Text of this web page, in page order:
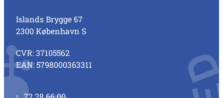
Islands Brygge 67
2300 København S
CVR: 37105562
EAN: 5798000363311